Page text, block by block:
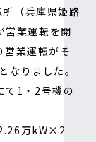
（兵庫県姫路
営業運転を開
業運転がそ
なりました。
て1・2号機の
万kW×2